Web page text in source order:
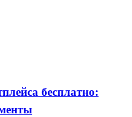
бесплатно: